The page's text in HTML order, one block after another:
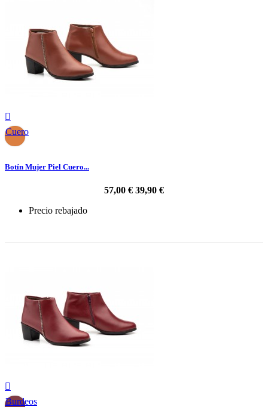

Cuero
Botín Mujer Piel Cuero...
57,00 € 39,90 €
Precio rebajado

Burdeos